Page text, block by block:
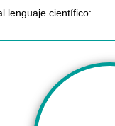
lenguaje científico: